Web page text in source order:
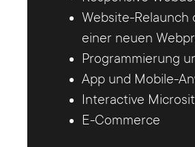
Website-Relaunch
einer neuen
Programmierung
App und Mobile-
Interactive
E-Commerce